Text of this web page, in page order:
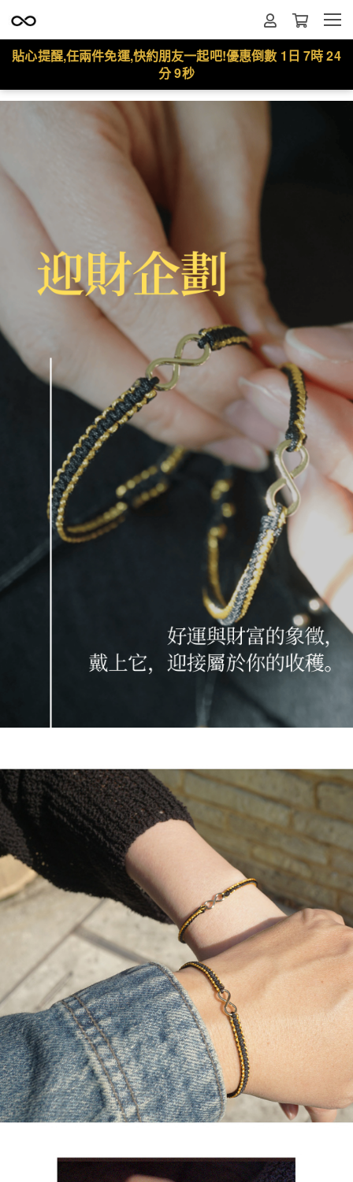
貼心提醒,任兩件免運,快約朋友一起吧!優惠倒數 1日 7時 24
分 7秒